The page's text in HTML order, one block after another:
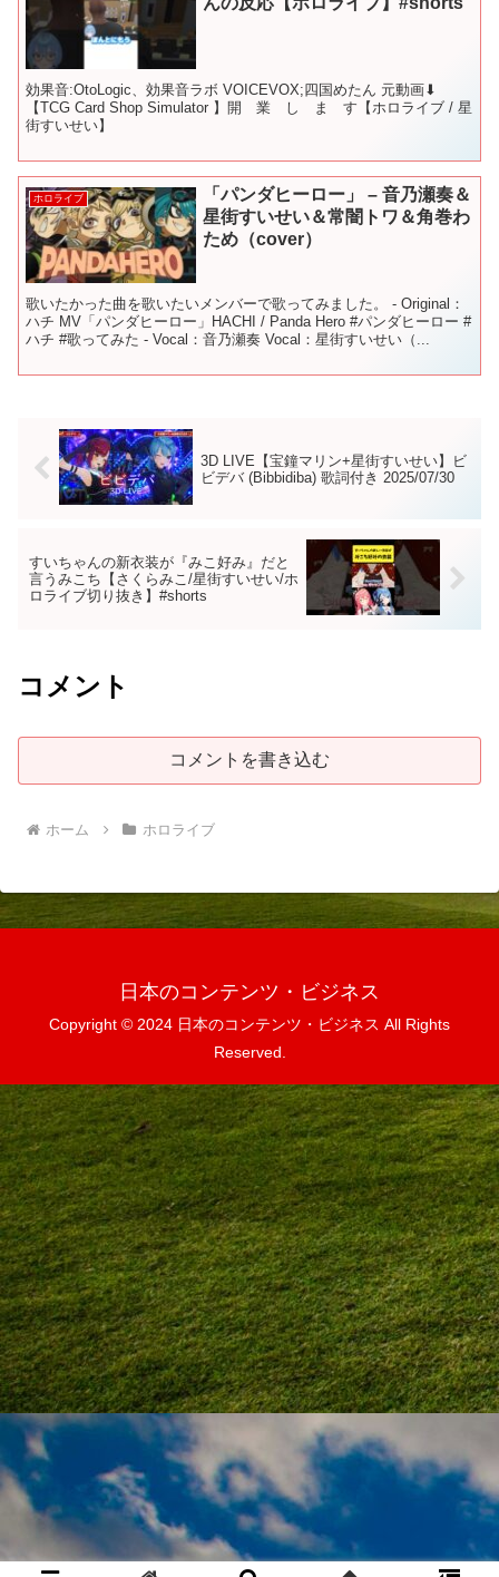
効果音:OtoLogic、効果音ラボ VOICEVOX;四国めたん 元動画⬇︎
【TCG Card Shop Simulator 】開 業 し ま す【ホロライブ / 星
街すいせい】
ホロライブ
「パンダヒーロー」 – 音乃瀬奏＆
星街すいせい＆常闇トワ＆角巻わ
ため（cover）
歌いたかった曲を歌いたいメンバーで歌ってみました。 - Original：
ハチ MV「パンダヒーロー」HACHI / Panda Hero #パンダヒーロー #
ハチ #歌ってみた - Vocal：音乃瀬奏 Vocal：星街すいせい（...
3D LIVE【宝鐘マリン+星街すいせい】ビ
ビデバ (Bibbidiba) 歌詞付き 2025/07/30
すいちゃんの新衣装が『みこ好み』だと
言うみこち【さくらみこ/星街すいせい/ホ
ロライブ切り抜き】#shorts
コメント
コメントを書き込む
ホーム ホロライブ
日本のコンテンツ・ビジネス
Copyright © 2024 日本のコンテンツ・ビジネス All Rights
Reserved.